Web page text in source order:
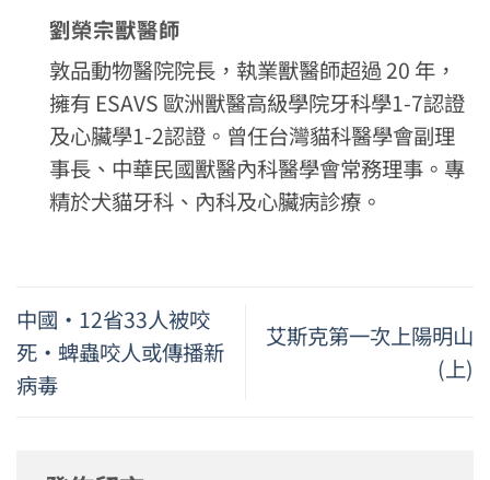
劉榮宗獸醫師
敦品動物醫院院長，執業獸醫師超過 20 年，
擁有 ESAVS 歐洲獸醫高級學院牙科學1-7認證
及心臟學1-2認證。曾任台灣貓科醫學會副理
事長、中華民國獸醫內科醫學會常務理事。專
精於犬貓牙科、內科及心臟病診療。
中國‧12省33人被咬
死‧蜱蟲咬人或傳播新
病毒
艾斯克第一次上陽明山
(上)